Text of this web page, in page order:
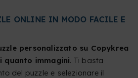
ONLINE IN MODO FACILE E
personalizzato su Copykrea
quanto immagini. Ti basta
del puzzle e selezionare il